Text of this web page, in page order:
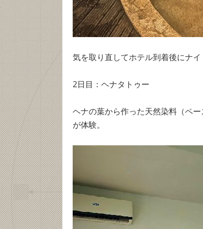
気を取り直してホテル到着後にナ
2日目：ヘナタトゥー
ヘナの葉から作った天然染料（ペ
が体験。